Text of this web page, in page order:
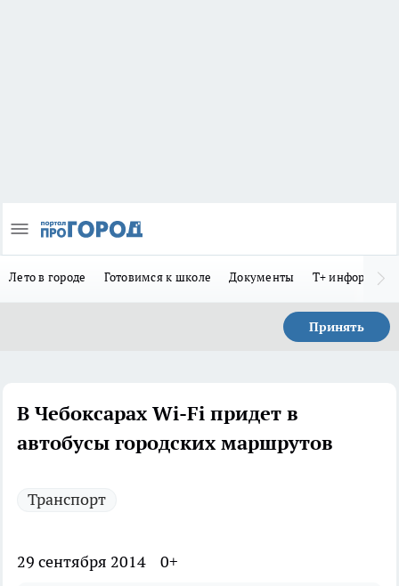
Лето в городе Готовимся к школе Документы Т+
Принять
В Чебоксарах Wi-Fi придет в
автобусы городских маршрутов
Транспорт
29 сентября 2014 0+